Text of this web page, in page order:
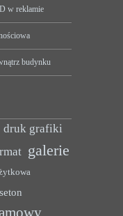
w reklamie
budynku
druk grafiki
galerie